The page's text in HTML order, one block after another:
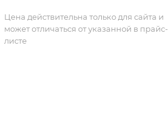
Цена действительна только для сайта и
может отличаться от указанной в прайс-
листе